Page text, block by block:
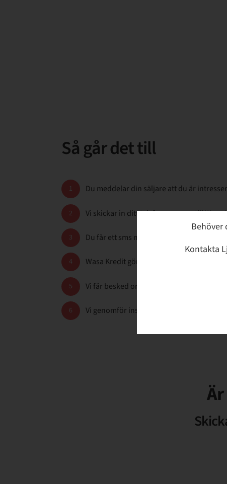
Så går det till
1 Du meddelar din säljare att du är
2 Vi skickar in ditt telefonnummer till Wasa
3 Du får ett sms med en länk där du ska
4 Wasa Kredit gör en kreditupplysning på
5 Vi får besked om du får använda dig av
6 Vi genomför installationen och du får
Behöver
Kontakta